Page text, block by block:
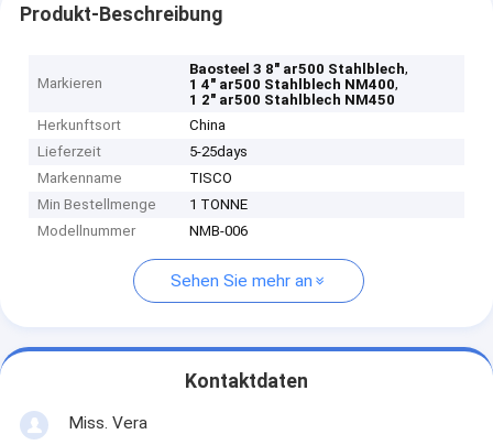
Produkt-Beschreibung
Markieren
Baosteel 3 8" ar500 Stahlblech,
1 4" ar500 Stahlblech NM400,
1 2" ar500 Stahlblech NM450
Herkunftsort
China
Lieferzeit
5-25days
Markenname
TISCO
Min Bestellmenge
1 TONNE
Modellnummer
NMB-006
Sehen Sie mehr an
Kontaktdaten
Miss. Vera